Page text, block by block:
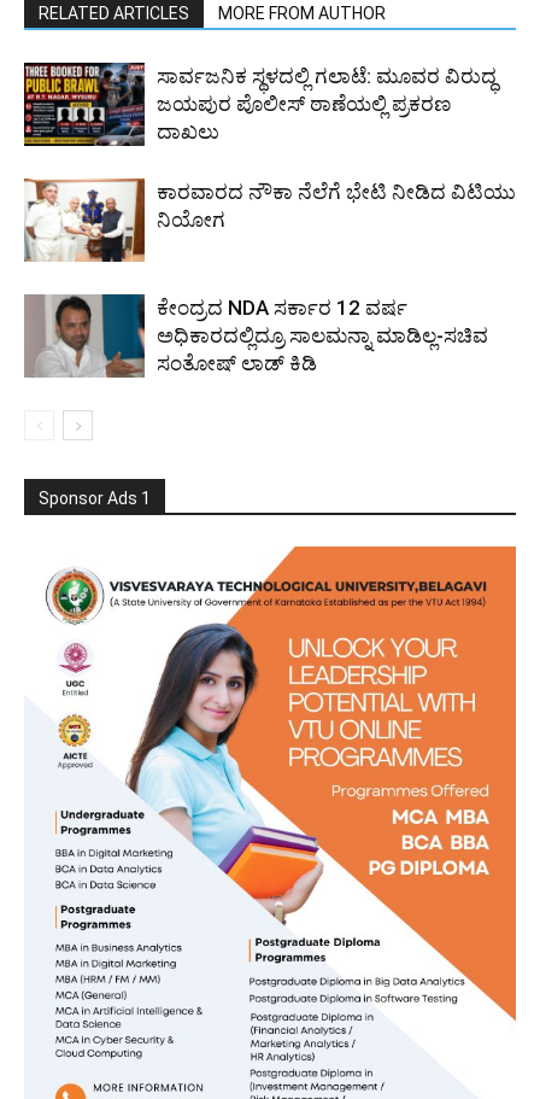
RELATED ARTICLES MORE FROM AUTHOR
ಸಾರ್ವಜನಿಕ ಸ್ಥಳದಲ್ಲಿ ಗಲಾಟೆ: ಮೂವರ ವಿರುದ್ಧ
ಜಯಪುರ ಪೊಲೀಸ್ ಠಾಣೆಯಲ್ಲಿ ಪ್ರಕರಣ
ದಾಖಲು
ಕಾರವಾರದ ನೌಕಾ ನೆಲೆಗೆ ಭೇಟಿ ನೀಡಿದ ವಿಟಿಯು
ನಿಯೋಗ
ಕೇಂದ್ರದ NDA ಸರ್ಕಾರ 12 ವರ್ಷ
ಅಧಿಕಾರದಲ್ಲಿದ್ರೂ ಸಾಲಮನ್ನಾ ಮಾಡಿಲ್ಲ-ಸಚಿವ
ಸಂತೋಷ್ ಲಾಡ್ ಕಿಡಿ
Sponsor Ads 1